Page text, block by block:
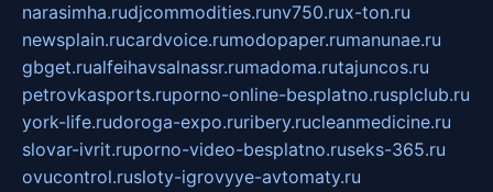
narasimha.rudjcommodities.runv750.rux-ton.ru
newsplain.rucardvoice.rumodopaper.rumanunae.ru
gbget.rualfeihavsalnassr.rumadoma.rutajuncos.ru
petrovkasports.ruporno-online-besplatno.rusplclub.ru
york-life.rudoroga-expo.ruribery.rucleanmedicine.ru
slovar-ivrit.ruporno-video-besplatno.ruseks-365.ru
ovucontrol.rusloty-igrovyye-avtomaty.ru